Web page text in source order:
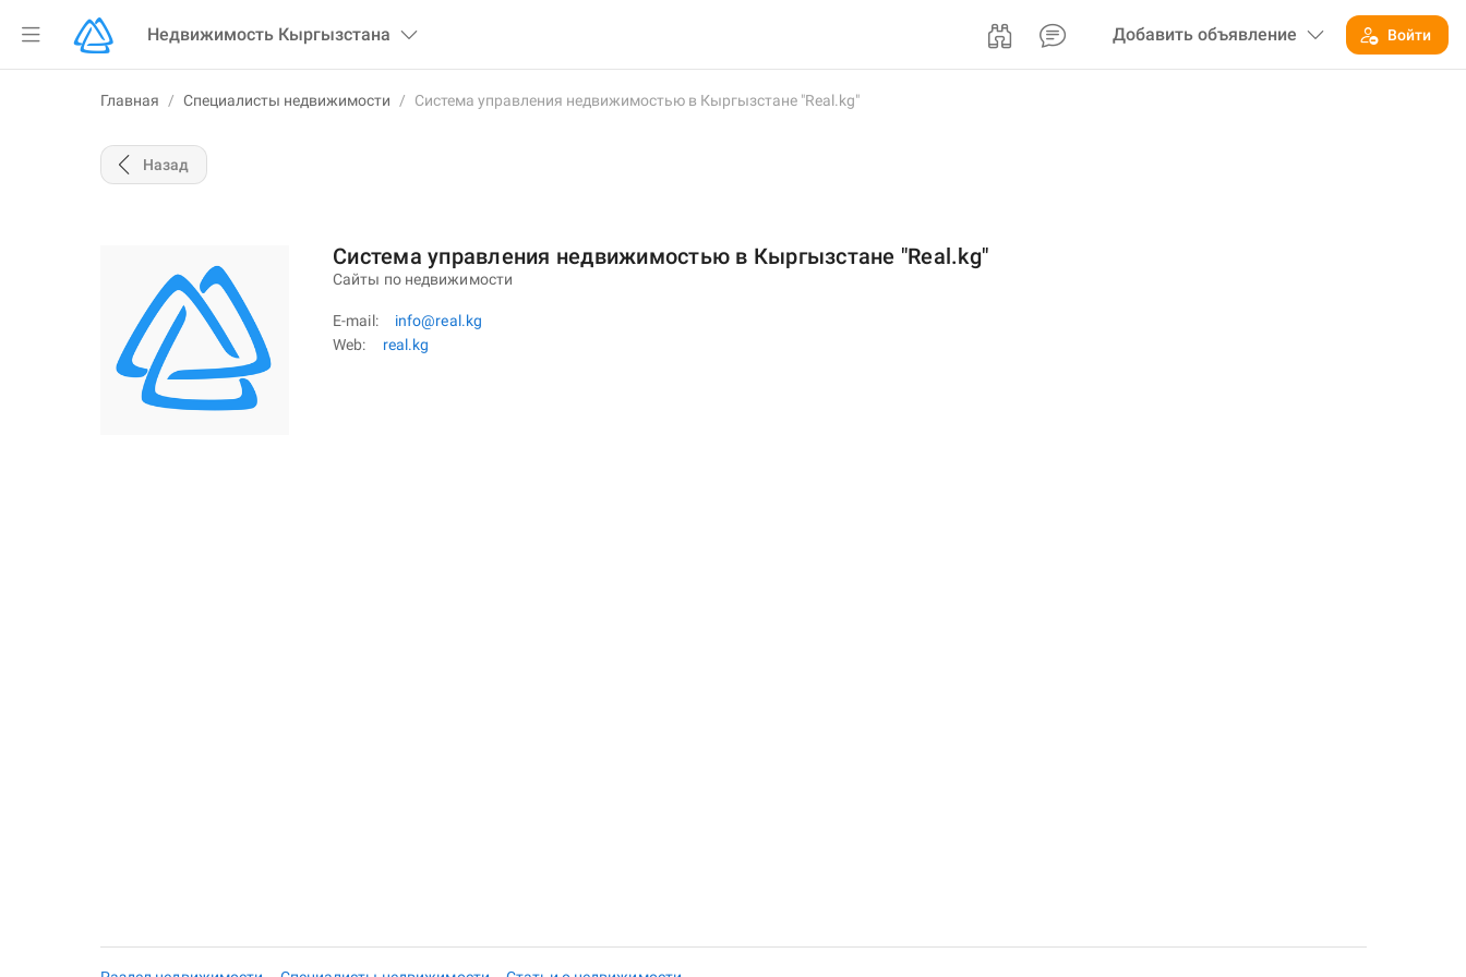
Недвижимость Кыргызстана Добавить объявление Войти
Главная / Специалисты недвижимости / Система управления недвижимостью в Кыргызстане "Real.kg"
Назад
Система управления недвижимостью в Кыргызстане "Real.kg"
Сайты по недвижимости
E-mail
info@real.kg
Web
real.kg